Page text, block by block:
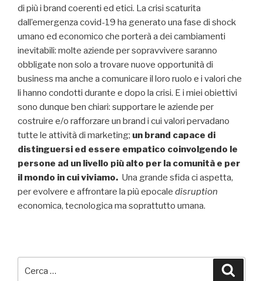
di più i brand coerenti ed etici. La crisi scaturita
dall’emergenza covid-19 ha generato una fase di shock
umano ed economico che porterà a dei cambiamenti
inevitabili: molte aziende per sopravvivere saranno
obbligate non solo a trovare nuove opportunità di
business ma anche a comunicare il loro ruolo e i valori che
li hanno condotti durante e dopo la crisi. E i miei obiettivi
sono dunque ben chiari: supportare le aziende per
costruire e/o rafforzare un brand i cui valori pervadano
tutte le attività di marketing; un brand capace di
distinguersi ed essere empatico coinvolgendo le
persone ad un livello più alto per la comunità e per
il mondo in cui viviamo. Una grande sfida ci aspetta,
per evolvere e affrontare la più epocale disruption
economica, tecnologica ma soprattutto umana.